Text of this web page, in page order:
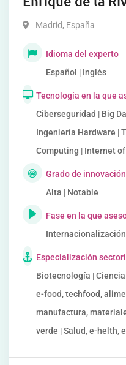
Madrid, España
Idioma del experto
Español | Inglés
Tecnología en la que
Ciberseguridad | Big
Ingeniería Hardware |
Computing | Internet
Grado de
Alta | Notable
Fase en la que
Especialización
Biotecnología |
e-food, techfood,
manufactura,
verde | Salud, e-helth,